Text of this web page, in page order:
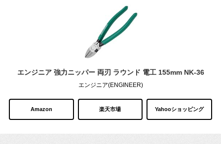
エンジニア 強力ニッパー 両刃 ラウンド 電工 155mm NK-36
エンジニア(ENGINEER)
Amazon 楽天市場 Yahooショッピング